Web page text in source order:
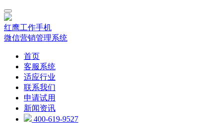
红鹰工作手机
微信营销管理系统
首页
客服系统
适应行业
联系我们
申请试用
新闻资讯
400-619-9527